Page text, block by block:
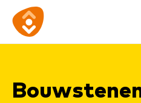
direct
content
direct
footer
Ga
naar